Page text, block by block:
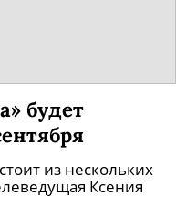
будет
из нескольких
Ксения